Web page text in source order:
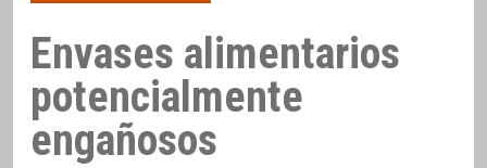
Envases alimentarios
potencialmente
engañosos